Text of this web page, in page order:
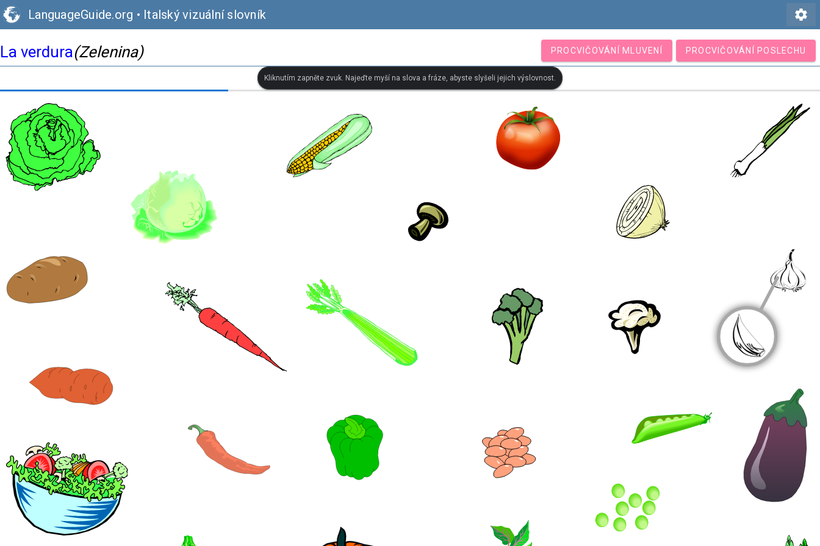
LanguageGuide.org • Italský vizuální slovník settings
La verdura(Zelenina) PROCVIČOVÁNÍ MLUVENÍ PROCVIČOVÁNÍ POSLECHU
Kliknutím zapněte zvuk. Najeďte myší na slova a fráze, abyste slyšeli jejich výslovnost.